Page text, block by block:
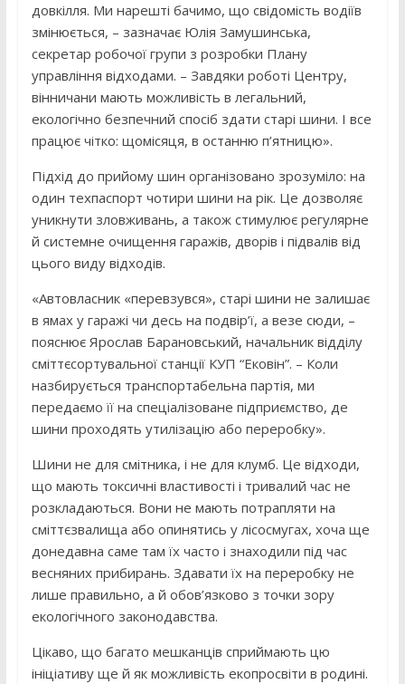
довкілля. Ми нарешті бачимо, що свідомість водіїв
змінюється, – зазначає Юлія Замушинська,
секретар робочої групи з розробки Плану
управління відходами. – Завдяки роботі Центру,
вінничани мають можливість в легальний,
екологічно безпечний спосіб здати старі шини. І все
працює чітко: щомісяця, в останню п’ятницю».
Підхід до прийому шин організовано зрозуміло: на
один техпаспорт чотири шини на рік. Це дозволяє
уникнути зловживань, а також стимулює регулярне
й системне очищення гаражів, дворів і підвалів від
цього виду відходів.
«Автовласник «перевзувся», старі шини не залишає
в ямах у гаражі чи десь на подвір’ї, а везе сюди, –
пояснює Ярослав Барановський, начальник відділу
сміттєсортувальної станції КУП “Ековін”. – Коли
назбирується транспортабельна партія, ми
передаємо її на спеціалізоване підприємство, де
шини проходять утилізацію або переробку».
Шини не для смітника, і не для клумб. Це відходи,
що мають токсичні властивості і тривалий час не
розкладаються. Вони не мають потрапляти на
сміттєзвалища або опинятись у лісосмугах, хоча ще
донедавна саме там їх часто і знаходили під час
весняних прибирань. Здавати їх на переробку не
лише правильно, а й обов’язково з точки зору
екологічного законодавства.
Цікаво, що багато мешканців сприймають цю
ініціативу ще й як можливість екопросвіти в родині.